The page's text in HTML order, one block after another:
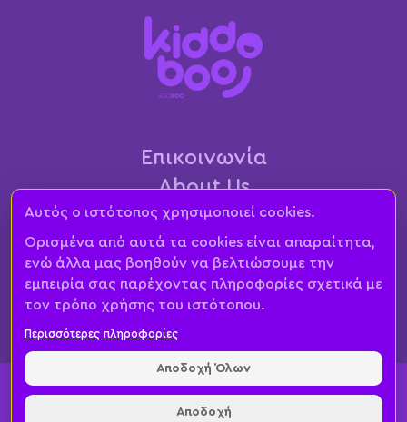
Επικοινωνία
About Us
Όροι & Προϋποθέσεις
Πολιτική Απορρήτου
Spielwarenmesse
ΕU Data Act
Kiddoboo© 2024
Αυτός ο ιστότοπος χρησιμοποιεί cookies.
Ορισμένα από αυτά τα cookies είναι απαραίτητα,
ενώ άλλα μας βοηθούν να βελτιώσουμε την
εμπειρία σας παρέχοντας πληροφορίες σχετικά με
τον τρόπο χρήσης του ιστότοπου.
Περισσότερες πληροφορίες
Αποδοχή Όλων
Αποδοχή